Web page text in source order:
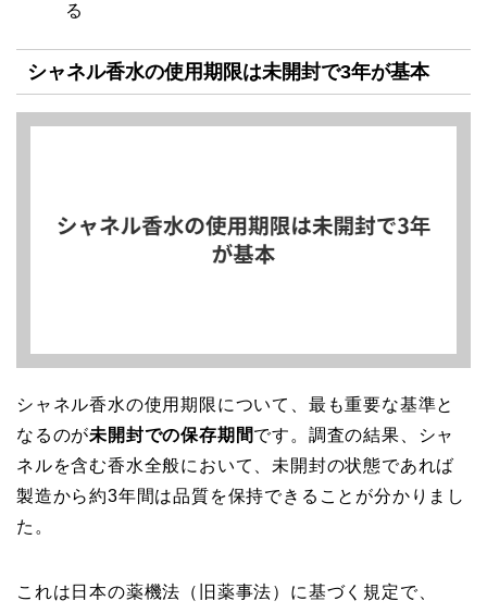
る
シャネル香水の使用期限は未開封で3年が基本
シャネル香水の使用期限について、最も重要な基準と
なるのが未開封での保存期間です。調査の結果、シャ
ネルを含む香水全般において、未開封の状態であれば
製造から約3年間は品質を保持できることが分かりまし
た。
これは日本の薬機法（旧薬事法）に基づく規定で、